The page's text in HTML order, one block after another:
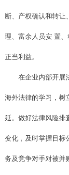
断、产权确认和转让
理、富余人员安 置
正当利益。
在企业内部开展法
海外法律的学习，树
延。做好法律风险排
变化，及时掌握目标
务及竞争对手对被并